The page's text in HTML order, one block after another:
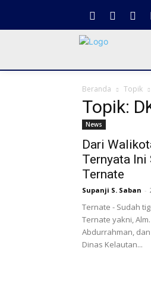
Beranda Topik
Topik:
News
Dari
Ternyata Ini
Ternate
Supanji S. Saban -
Ternate - Sudah
Ternate yakni,
Abdurrahman,
Dinas Kelautan...